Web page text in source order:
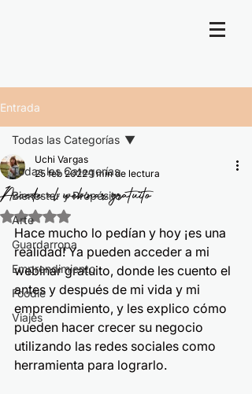
Entrada
Todas las Categorías
Bienestar y Propósito
Arte
Guardarropa
Emprendimiento
Foodie
Viajes
Todas las Categorías
Accede al webinar gratuito
Uchi Vargas
25 feb 2022 1 min de lectura
Obtuvo NaN de 5 estrellas.
Hace mucho lo pedían y hoy ¡es una
realidad! Ya pueden acceder a mi
webinar gratuito, donde les cuento el
antes y después de mi vida y mi
emprendimiento, y les explico cómo
pueden hacer crecer su negocio
utilizando las redes sociales como
herramienta para lograrlo.